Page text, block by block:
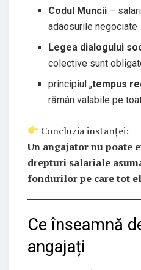
Codul Muncii –
adaosurile negociate
Legea dialogului
colective sunt
principiul „tempus
rămân valabile pe
Concluzia instanței:
Un angajator nu poate
drepturi salariale
fondurilor pe care tot
Ce înseamnă
angajați